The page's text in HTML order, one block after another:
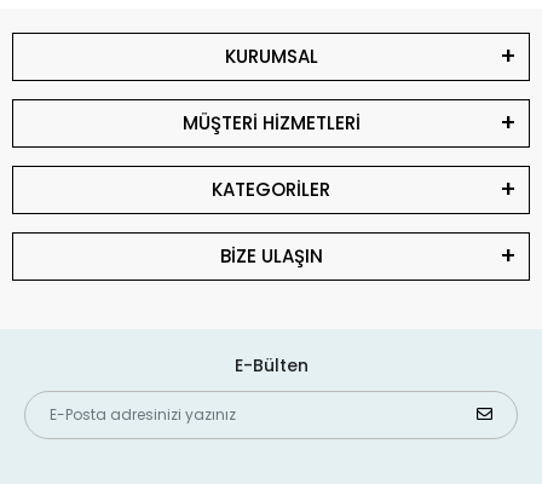
KURUMSAL
MÜŞTERİ HİZMETLERİ
KATEGORİLER
BİZE ULAŞIN
E-Bülten